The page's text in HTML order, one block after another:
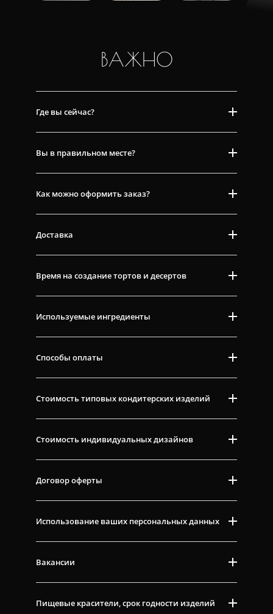
ВАЖНО
Где вы сейчас?
Вы в правильном месте?
Как можно оформить заказ?
Доставка
Время на создание тортов и десертов
Используемые ингредиенты
Способы оплаты
Стоимость типовых кондитерских изделий
Стоимость индивидуальных дизайнов
Договор оферты
Использование ваших персональных данных
Вакансии
Пищевые красители, срок годности изделий